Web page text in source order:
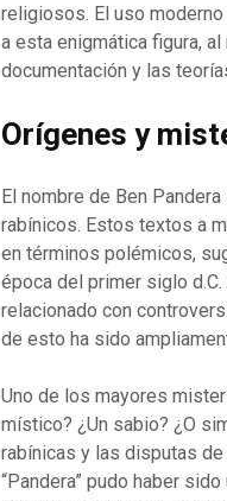
religiosos. El uso
a esta enigmática figura,
documentación y las
Orígenes y
El nombre de Ben
rabínicos. Estos textos a
en términos polémicos,
época del primer siglo
relacionado con
de esto ha sido
Uno de los mayores
místico? ¿Un sabio? ¿O
rabínicas y las disputas
“Pandera” pudo haber